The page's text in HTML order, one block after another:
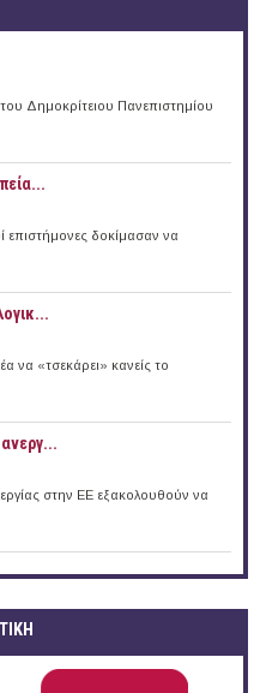
Δημοκρίτειου Πανεπιστημίου
δοκίμασαν να
να «τσεκάρει» κανείς το
στην ΕΕ εξακολουθούν να